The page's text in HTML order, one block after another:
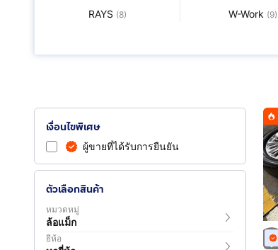
RAYS (8) W-Work (9)
BC Forged (1) HRE (1)
เงื่อนไขพิเศษ
ผู้ขายที่ได้รับการยืนยัน
ตัวเลือกสินค้า
หมวดหมู่
ล้อแม็ก
ยี่ห้อ